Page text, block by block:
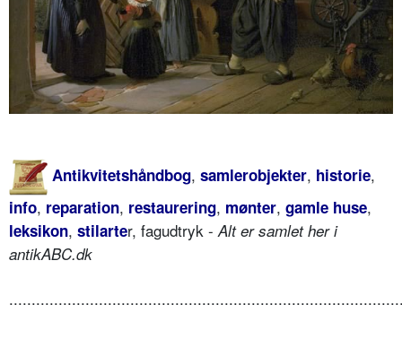
Antikvitetshåndbog, samlerobjekter, historie,
info, reparation, restaurering, mønter, gamle huse,
leksikon, stilarter, fagudtryk -Alt er samlet her i
antikABC.dk